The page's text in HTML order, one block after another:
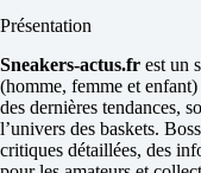
Présentation
Sneakers-actus.fr est un
(homme, femme et
des dernières tendances,
l’univers des baskets.
critiques détaillées, des